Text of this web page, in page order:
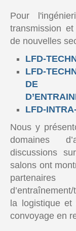
Pour
transmission
de nouvelles
LFD-
LFD-
DE
LFD-
Nous y
domaines
discussions
salons ont
la logistique
convoyage en